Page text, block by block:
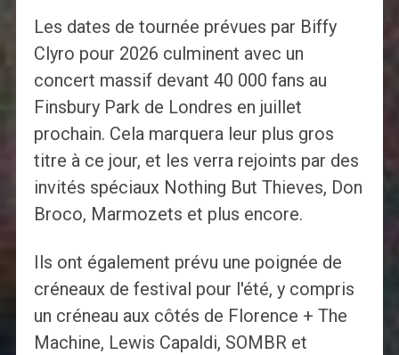
Les dates de tournée prévues par Biffy
Clyro pour 2026 culminent avec un
concert massif devant 40 000 fans au
Finsbury Park de Londres en juillet
prochain. Cela marquera leur plus gros
titre à ce jour, et les verra rejoints par des
invités spéciaux Nothing But Thieves, Don
Broco, Marmozets et plus encore.
Ils ont également prévu une poignée de
créneaux de festival pour l'été, y compris
un créneau aux côtés de Florence + The
Machine, Lewis Capaldi, SOMBR et